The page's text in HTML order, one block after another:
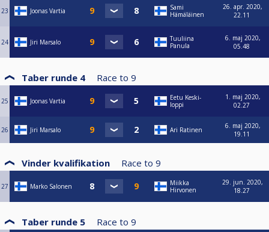
23 Joonas Vartia
Sami
Hämäläinen
26. apr. 2020,
22.11
24 Jiri Marsalo
Tuuliina
Panula
6. maj 2020,
05.48
Taber runde 4 Race to 9
25 Joonas Vartia
Eetu Keski-
loppi
1. maj 2020,
02.27
26 Jiri Marsalo Ari Ratinen
6. maj 2020,
19.11
Vinder kvalifikation Race to 9
27 Marko Salonen
Miikka
Hirvonen
29. jun. 2020,
18.27
Taber runde 5 Race to 9